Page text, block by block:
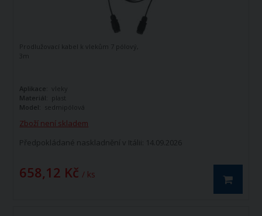
Zboží není skladem
Předpokládané naskladnění v Itálii: 14.09.2026
658,12 Kč / ks
Prodlužovací kabel k vlekům 7 pólový,
3m
Aplikace:
vleky
Materiál: plast
Model:
sedmipólová